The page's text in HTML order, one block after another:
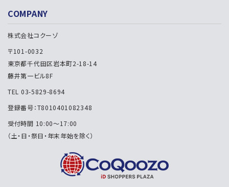
COMPANY
株式会社コクーゾ
〒101-0032
東京都千代田区岩本町2-18-14
藤井第一ビル8F
TEL 03-5829-8694
登録番号：T8010401082348
受付時間 10:00～17:00
（土・日・祭日・年末年始を除く）